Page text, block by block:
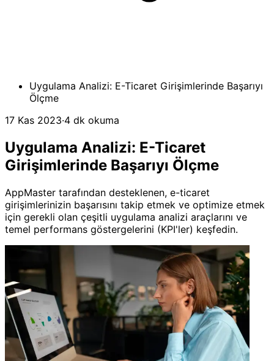
Uygulama Analizi: E-Ticaret Girişimlerinde Başarıyı
Ölçme
17 Kas 2023·4 dk okuma
Uygulama Analizi: E-Ticaret
Girişimlerinde Başarıyı Ölçme
AppMaster tarafından desteklenen, e-ticaret
girişimlerinizin başarısını takip etmek ve optimize etmek
için gerekli olan çeşitli uygulama analizi araçlarını ve
temel performans göstergelerini (KPI'ler) keşfedin.